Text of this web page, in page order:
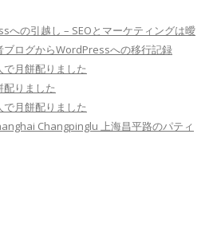
への引越し – SEOとマーケティングは曖
ブログからWordPressへの移行記録
で月餅配りました
りました
で月餅配りました
Changpinglu 上海昌平路のパティ